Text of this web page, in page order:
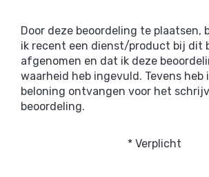
Door deze beoordeling te plaatsen,
ik recent een dienst/product bij dit
afgenomen en dat ik deze
waarheid heb ingevuld. Tevens heb
beloning ontvangen voor het
beoordeling.
* Verplicht